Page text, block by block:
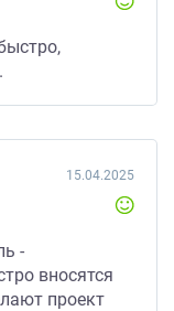
15.04.2025
-
вносятся
проект